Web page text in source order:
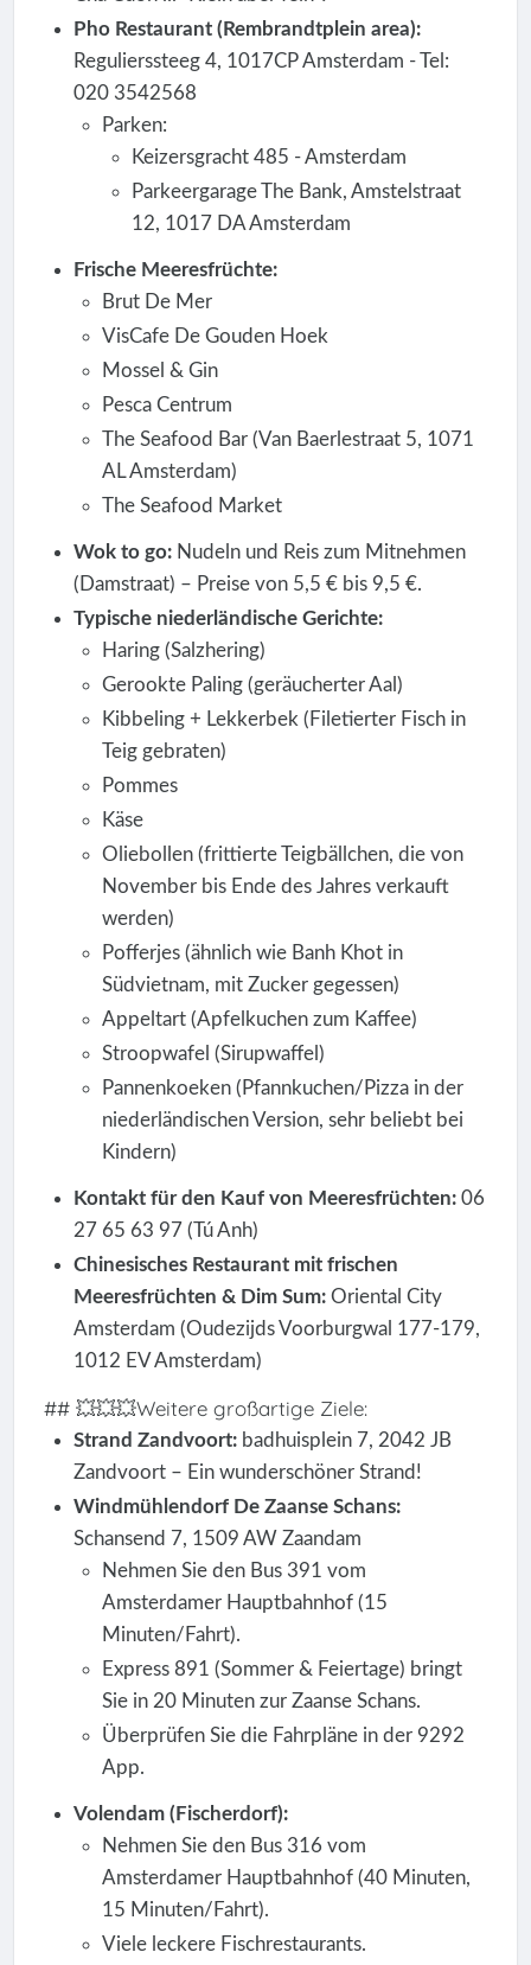
Pho Restaurant (Rembrandtplein area):
Regulierssteeg 4, 1017CP Amsterdam - Tel:
020 3542568
Parken:
Keizersgracht 485 - Amsterdam
Parkeergarage The Bank, Amstelstraat
12, 1017 DA Amsterdam
Frische Meeresfrüchte:
Brut De Mer
VisCafe De Gouden Hoek
Mossel & Gin
Pesca Centrum
The Seafood Bar (Van Baerlestraat 5, 1071
AL Amsterdam)
The Seafood Market
Wok to go:Nudeln und Reis zum Mitnehmen
(Damstraat) – Preise von 5,5 € bis 9,5 €.
Typische niederländische Gerichte:
Haring (Salzhering)
Gerookte Paling (geräucherter Aal)
Kibbeling + Lekkerbek (Filetierter Fisch in
Teig gebraten)
Pommes
Käse
Oliebollen (frittierte Teigbällchen, die von
November bis Ende des Jahres verkauft
werden)
Pofferjes (ähnlich wie Banh Khot in
Südvietnam, mit Zucker gegessen)
Appeltart (Apfelkuchen zum Kaffee)
Stroopwafel (Sirupwaffel)
Pannenkoeken (Pfannkuchen/Pizza in der
niederländischen Version, sehr beliebt bei
Kindern)
Kontakt für den Kauf von Meeresfrüchten:06
27 65 63 97 (Tú Anh)
Chinesisches Restaurant mit frischen
Meeresfrüchten & Dim Sum:Oriental City
Amsterdam (Oudezijds Voorburgwal 177-179,
1012 EV Amsterdam)
## 💥💥💥Weitere großartige Ziele:
Strand Zandvoort:badhuisplein 7, 2042 JB
Zandvoort – Ein wunderschöner Strand!
Windmühlendorf De Zaanse Schans:
Schansend 7, 1509 AW Zaandam
Nehmen Sie den Bus 391 vom
Amsterdamer Hauptbahnhof (15
Minuten/Fahrt).
Express 891 (Sommer & Feiertage) bringt
Sie in 20 Minuten zur Zaanse Schans.
Überprüfen Sie die Fahrpläne in der 9292
App.
Volendam (Fischerdorf):
Nehmen Sie den Bus 316 vom
Amsterdamer Hauptbahnhof (40 Minuten,
15 Minuten/Fahrt).
Viele leckere Fischrestaurants.